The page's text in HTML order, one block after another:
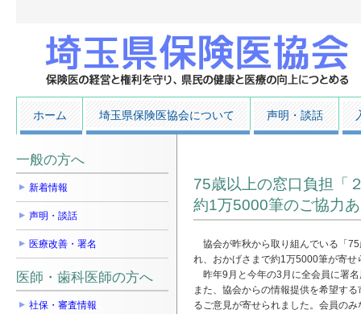
ホーム 埼玉県保険医協会について 声明・談話
75歳以上の窓口負担「
約1万5000筆のご協力
協会が昨秋から取り組んでいる「
れ、おかげさまで約1万5000筆が寄
昨年9月と今年の3月に全会員に署
また、協会からの情報提供を希望す
るご意見が寄せられました。会員の
一般の方へ
新着情報
声明・談話
医療改善・署名
医師・歯科医師の方へ
社保・審査情報